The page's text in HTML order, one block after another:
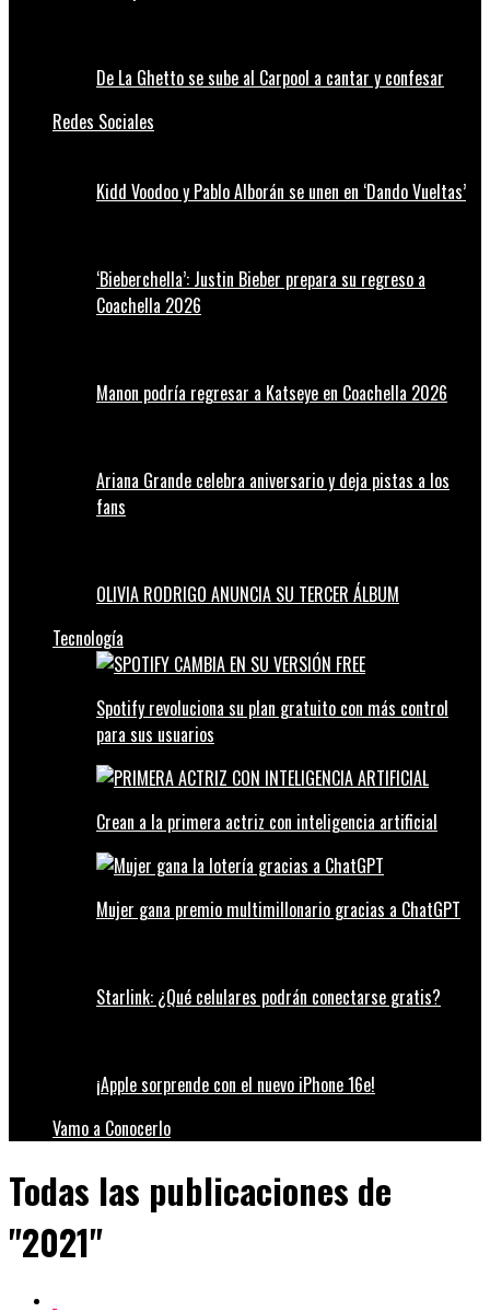
De La Ghetto se sube al Carpool a cantar y confesar
Redes Sociales
Kidd Voodoo y Pablo Alborán se unen en ‘Dando Vueltas’
‘Bieberchella’: Justin Bieber prepara su regreso a
Coachella 2026
Manon podría regresar a Katseye en Coachella 2026
Ariana Grande celebra aniversario y deja pistas a los
fans
OLIVIA RODRIGO ANUNCIA SU TERCER ÁLBUM
Tecnología
Spotify revoluciona su plan gratuito con más control
para sus usuarios
Crean a la primera actriz con inteligencia artificial
Mujer gana premio multimillonario gracias a ChatGPT
Starlink: ¿Qué celulares podrán conectarse gratis?
¡Apple sorprende con el nuevo iPhone 16e!
Vamo a Conocerlo
Todas las publicaciones de
"2021"